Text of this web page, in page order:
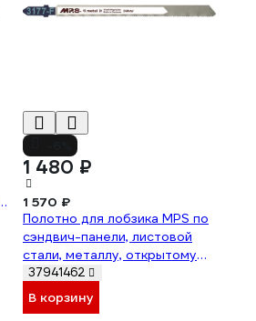
1 480 ₽
1 570 ₽
Полотно для лобзика MPS по
сэндвич-панели, листовой
стали, металлу, открытому
профилю, армированному
пластику (T1018AFP), 2 шт
3177-F-2
37941462
В корзину